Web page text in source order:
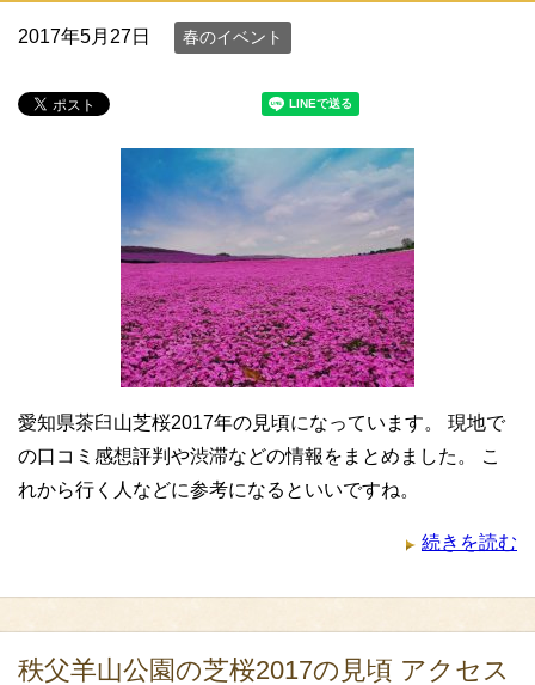
2017年5月27日 春のイベント
愛知県茶臼山芝桜2017年の見頃になっています。 現地で
の口コミ感想評判や渋滞などの情報をまとめました。 こ
れから行く人などに参考になるといいですね。
続きを読む
秩父羊山公園の芝桜2017の見頃 アクセス